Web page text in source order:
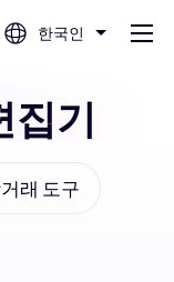
한국인
집기
래 도구